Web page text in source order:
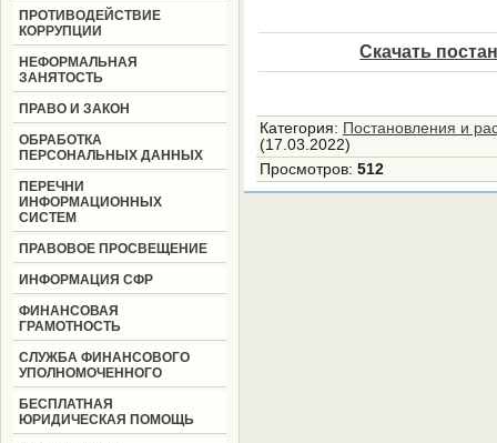
ПРОТИВОДЕЙСТВИЕ
КОРРУПЦИИ
НЕФОРМАЛЬНАЯ
ЗАНЯТОСТЬ
ПРАВО И ЗАКОН
ОБРАБОТКА
ПЕРСОНАЛЬНЫХ ДАННЫХ
ПЕРЕЧНИ
ИНФОРМАЦИОННЫХ
СИСТЕМ
ПРАВОВОЕ ПРОСВЕЩЕНИЕ
ИНФОРМАЦИЯ СФР
ФИНАНСОВАЯ
ГРАМОТНОСТЬ
СЛУЖБА ФИНАНСОВОГО
УПОЛНОМОЧЕННОГО
БЕСПЛАТНАЯ
ЮРИДИЧЕСКАЯ ПОМОЩЬ
Скачать
Категория: Постановления и
(17.03.2022)
Просмотров: 512